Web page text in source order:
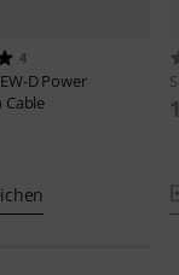
4
EW-D Power